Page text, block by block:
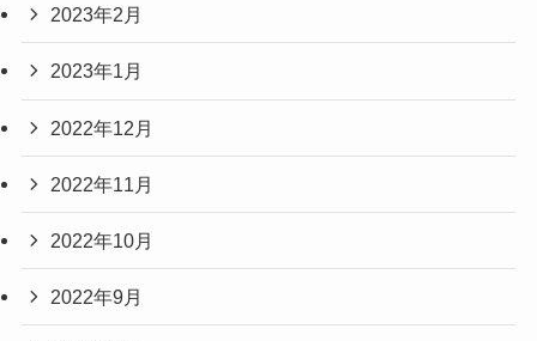
2023年2月
2023年1月
2022年12月
2022年11月
2022年10月
2022年9月